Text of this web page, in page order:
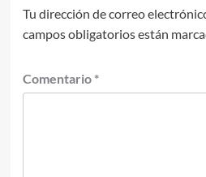
Tu dirección de correo
campos obligatorios están
Comentario *